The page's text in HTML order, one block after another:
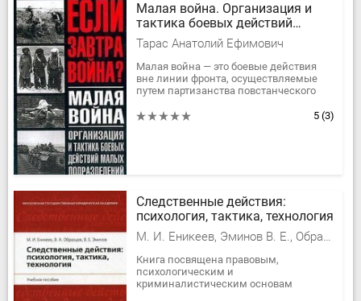
Малая война. Организация и
тактика боевых действий
малых подразделений
Тарас Анатолий Ефимович
Малая война — это боевые действия
вне линии фронта, осуществляемые
путем партизанства повстанческого
террора. К числу малых войн...
5 (3)
Следственные действия:
психология, тактика, технология
М. И. Еникеев, Эминов В. Е., Образцов Виктор Александрович
Книга посвящена правовым,
психологическим и
криминалистическим основам